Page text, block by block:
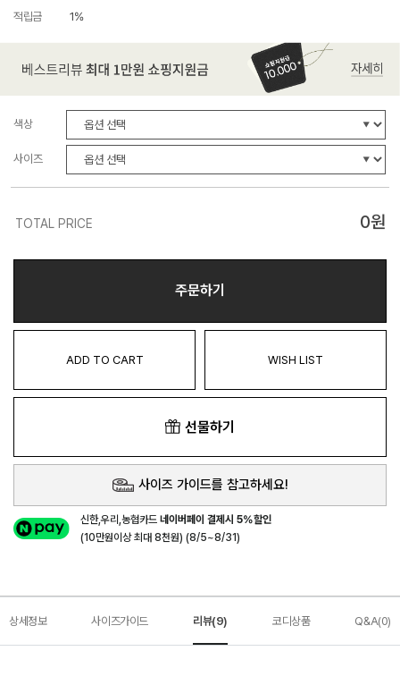
적립금 1%
색상
사이즈
TOTAL PRICE 0원
주문하기
ADD TO CART WISH LIST
선물하기
사이즈 가이드를 참고하세요!
신한,우리,농협카드네이버페이 결제시 5%할인
(10만원이상 최대 8천원) (8/5~8/31)
상세정보 사이즈가이드 리뷰(9) 코디상품 Q&A(0)